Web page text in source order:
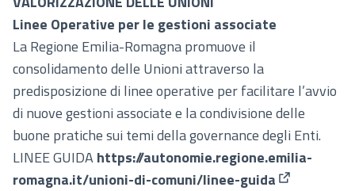
Linee Operative per le gestioni associate
La Regione Emilia-Romagna promuove il
consolidamento delle Unioni attraverso la
predisposizione di linee operative per facilitare l’avvio
di nuove gestioni associate e la condivisione delle
buone pratiche sui temi della governance degli Enti.
LINEE GUIDAhttps://autonomie.regione.emilia-
romagna.it/unioni-di-comuni/linee-guida